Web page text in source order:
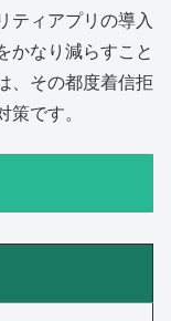
ティアプリの導入
かなり減らすこと
、その都度着信拒
策です。